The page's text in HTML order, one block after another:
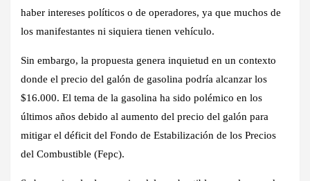
haber intereses políticos o de operadores, ya que muchos de
los manifestantes ni siquiera tienen vehículo.
Sin embargo, la propuesta genera inquietud en un contexto
donde el precio del galón de gasolina podría alcanzar los
$16.000. El tema de la gasolina ha sido polémico en los
últimos años debido al aumento del precio del galón para
mitigar el déficit del Fondo de Estabilización de los Precios
del Combustible (Fepc).